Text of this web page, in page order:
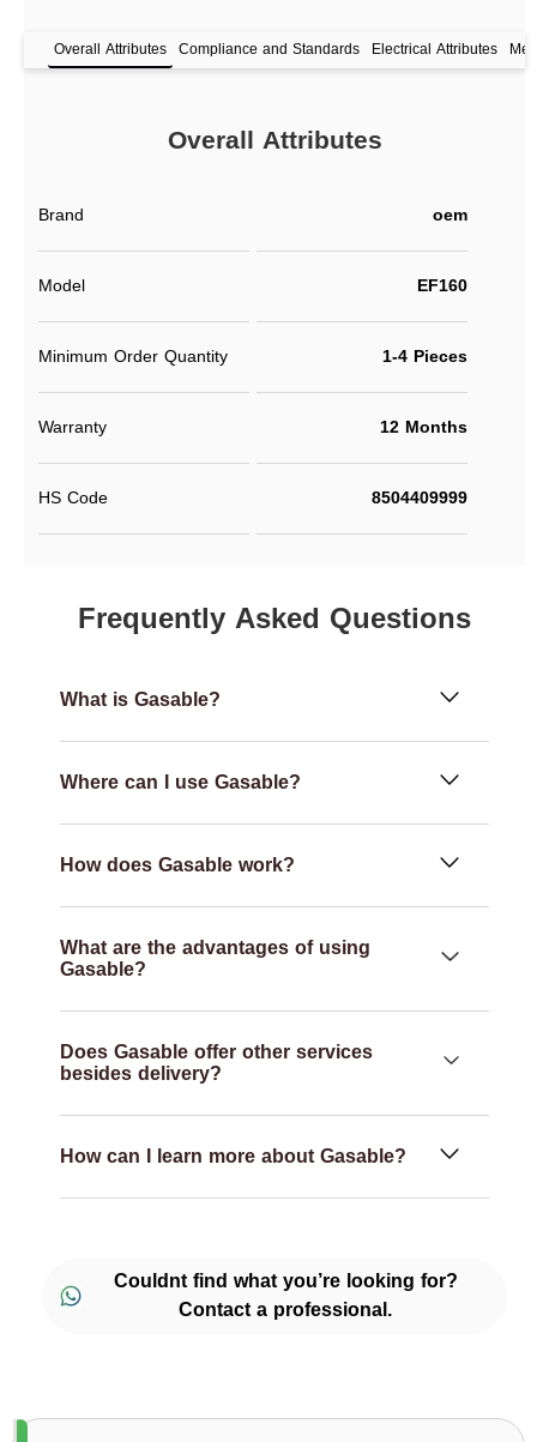
Overall Attributes Compliance and Standards Electrical Attributes
Overall Attributes
Brand oem
Model EF160
Minimum Order Quantity 1-4 Pieces
Warranty 12 Months
HS Code 8504409999
Frequently Asked Questions
What is Gasable?
Where can I use Gasable?
How does Gasable work?
What are the advantages of using
Gasable?
Does Gasable offer other services
besides delivery?
How can I learn more about Gasable?
Couldnt find what you’re looking for?
Contact a professional.